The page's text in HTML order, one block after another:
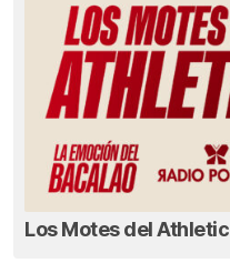
Los Motes del Athletic